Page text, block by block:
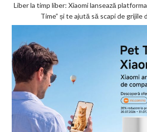
Liber la timp liber: Xiaomi lansează
Time” și te ajută să scapi de grijile